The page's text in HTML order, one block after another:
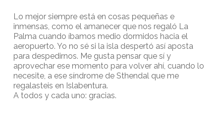
Lo mejor siempre está en cosas pequeñas e
inmensas, como el amanecer que nos regaló La
Palma cuando íbamos medio dormidos hacia el
aeropuerto. Yo no sé si la isla despertó así aposta
para despedirnos. Me gusta pensar que sí y
aprovechar ese momento para volver ahí, cuando lo
necesite, a ese síndrome de Sthendal que me
regalasteis en Islabentura.
A todos y cada uno: gracias.